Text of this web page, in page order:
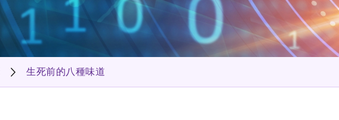
生死前的八種味道